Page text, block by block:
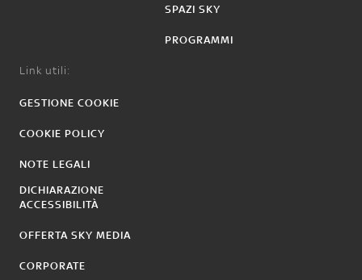
SPAZI SKY
PROGRAMMI
Link utili:
GESTIONE COOKIE
COOKIE POLICY
NOTE LEGALI
DICHIARAZIONE
ACCESSIBILITÀ
OFFERTA SKY MEDIA
CORPORATE